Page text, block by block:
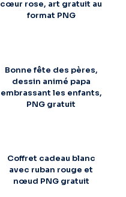
cœur rose, art gratuit au
format PNG
Bonne fête des pères,
dessin animé papa
embrassant les enfants,
PNG gratuit
Coffret cadeau blanc
avec ruban rouge et
nœud PNG gratuit